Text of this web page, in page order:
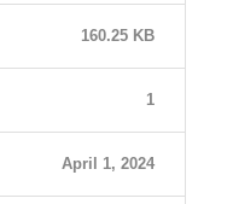
160.25 KB
1
April 1, 2024